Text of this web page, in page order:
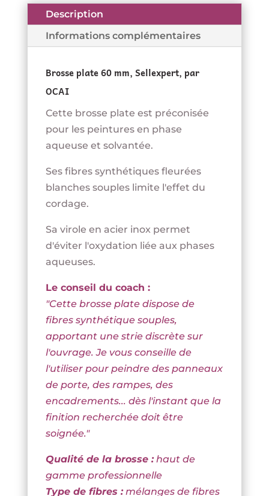
Description
Informations complémentaires
Brosse plate 60 mm, Sellexpert, par
OCAI
Cette brosse plate est préconisée
pour les peintures en phase
aqueuse et solvantée.
Ses fibres synthétiques fleurées
blanches souples limite l'effet du
cordage.
Sa virole en acier inox permet
d'éviter l'oxydation liée aux phases
aqueuses.
Le conseil du coach :
"Cette brosse plate dispose de
fibres synthétique souples,
apportant une strie discrète sur
l'ouvrage. Je vous conseille de
l'utiliser pour peindre des panneaux
de porte, des rampes, des
encadrements... dès l'instant que la
finition recherchée doit être
soignée."
Qualité de la brosse :haut de
gamme professionnelle
Type de fibres :mélanges de fibres